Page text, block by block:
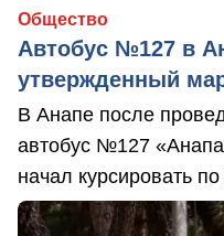
Общество
Автобус №127 в
утвержденный
В Анапе после
автобус №127
начал курсировать